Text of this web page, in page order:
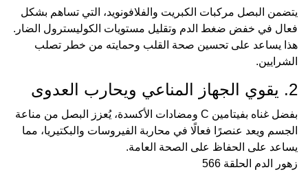
يتضمن البصل مركبات الكبريت والفلافونويد، التي تساهم بشكل
فعال في خفض ضغط الدم وتقليل مستويات الكوليسترول الضار.
هذا يساعد على تحسين صحة القلب وحمايته من خطر تصلب
الشرايين.
2. يقوي الجهاز المناعي ويحارب العدوى
بفضل غناه بفيتامين C ومضادات الأكسدة، يُعزز البصل من مناعة
الجسم ويعد عنصرًا فعالًا في محاربة الفيروسات والبكتيريا، مما
يساعد على الحفاظ على الصحة العامة.
زهور الدم الحلقة 566